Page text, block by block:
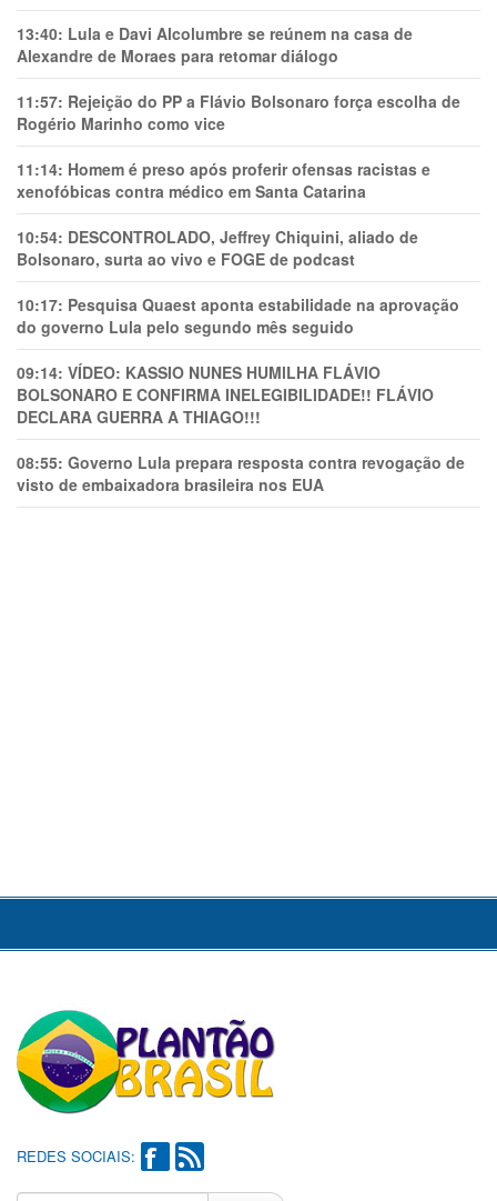
13:40: Lula e Davi Alcolumbre se reúnem na casa de
Alexandre de Moraes para retomar diálogo
11:57: Rejeição do PP a Flávio Bolsonaro força escolha de
Rogério Marinho como vice
11:14: Homem é preso após proferir ofensas racistas e
xenofóbicas contra médico em Santa Catarina
10:54: DESCONTROLADO, Jeffrey Chiquini, aliado de
Bolsonaro, surta ao vivo e FOGE de podcast
10:17: Pesquisa Quaest aponta estabilidade na aprovação
do governo Lula pelo segundo mês seguido
09:14: VÍDEO: KASSIO NUNES HUMlLHA FLÁVIO
BOLSONARO E CONFIRMA INELEGIBILIDADE!! FLÁVIO
DECLARA GUERRA A THIAGO!!!
08:55: Governo Lula prepara resposta contra revogação de
visto de embaixadora brasileira nos EUA
REDES SOCIAIS: